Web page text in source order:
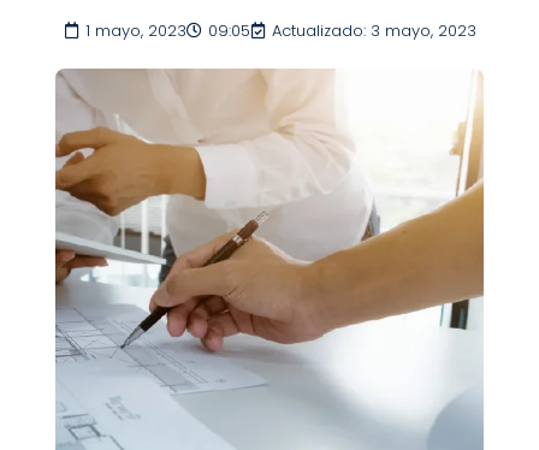
1 mayo, 2023 09:05 Actualizado: 3 mayo, 2023